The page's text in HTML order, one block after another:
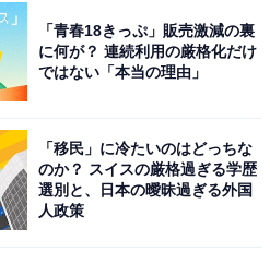
「青春18きっぷ」販売激減の裏
に何が？ 連続利用の厳格化だけ
ではない「本当の理由」
「移民」に冷たいのはどっちな
のか？ スイスの厳格過ぎる学歴
選別と、日本の曖昧過ぎる外国
人政策